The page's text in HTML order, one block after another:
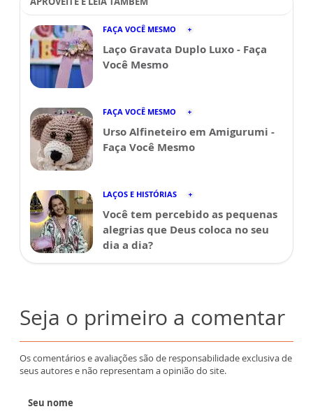
FAÇA VOCÊ MESMO
Laço Gravata Duplo Luxo - Faça
Você Mesmo
FAÇA VOCÊ MESMO
Urso Alfineteiro em Amigurumi -
Faça Você Mesmo
LAÇOS E HISTÓRIAS
Você tem percebido as pequenas
alegrias que Deus coloca no seu
dia a dia?
Seja o primeiro a comentar
Os comentários e avaliações são de responsabilidade exclusiva de
seus autores e não representam a opinião do site.
Seu nome